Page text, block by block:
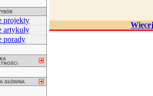
projekty
artykuły
porady